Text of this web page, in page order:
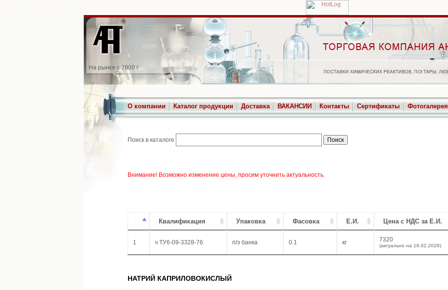
О компании Каталог продукции Доставка ВАКАНСИИ Контакты Сертификаты Фотогалерея
Поиск в каталоге
Внимание! Возможно изменение цены, просим уточнить актуальность.
Квалификация Упаковка Фасовка Е.И. Цена с НДС за Е.И.
1 ч ТУ6-09-3328-76 п/э банка 0.1 кг 7320
(актуально на 16.02.2026)
НАТРИЙ КАПРИЛОВОКИСЛЫЙ